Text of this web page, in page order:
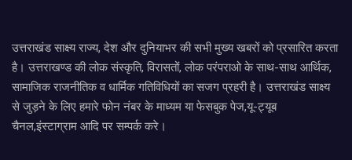
उत्तराखंड साक्ष्य राज्य, देश और दुनियाभर की सभी मुख्य खबरों को प्रसारित करता
है। उत्तराखण्ड की लोक संस्कृति, विरासतों, लोक परंपराओ के साथ-साथ आर्थिक,
सामाजिक राजनीतिक व धार्मिक गतिविधियों का सजग प्रहरी है। उत्तराखंड साक्ष्य
से जुड़ने के लिए हमारे फोन नंबर के माध्यम या फेसबुक पेज,यू-ट्यूब
चैनल,इंस्टाग्राम आदि पर सम्पर्क करे।